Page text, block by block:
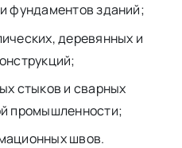
фундаментов зданий;
деревянных и
стыков и сварных
промышленности;
швов.